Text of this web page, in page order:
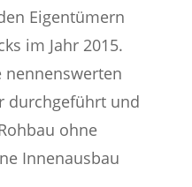
Eigentümern
im Jahr 2015.
nennenswerten
durchgeführt und
ohne
Innenausbau